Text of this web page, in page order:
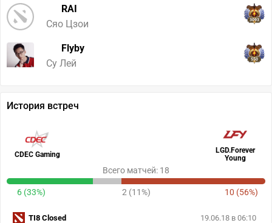
RAI
Сяо Цзои
3093
Flyby
Су Лей
550
История встреч
CDEC Gaming
LGD.Forever
Young
Всего матчей: 18
6 (33%) 2 (11%) 10 (56%)
19.06.18 в 06:10
TI8 Closed